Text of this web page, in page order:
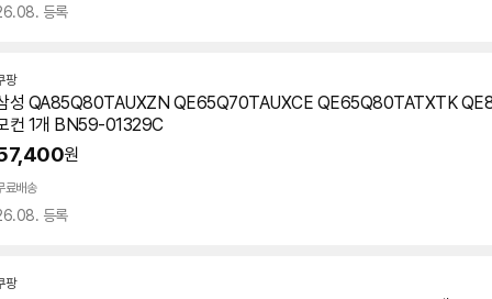
등록
팡
성 QA85Q80TAUXZN QE65Q70TAUXCE QE65Q80TATXTK
컨 1개 BN59-01329C
원
료배송
등록
팡